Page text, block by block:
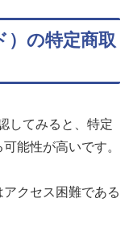
の特定商取
してみると、特定
能性が高いです。
クセス困難である